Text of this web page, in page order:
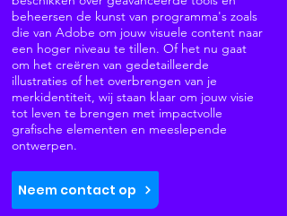
beheersen de kunst van programma's zoals
die van Adobe om jouw visuele content naar
een hoger niveau te tillen. Of het nu gaat
om het creëren van gedetailleerde
illustraties of het overbrengen van je
merkidentiteit, wij staan klaar om jouw visie
tot leven te brengen met impactvolle
grafische elementen en meeslepende
ontwerpen.
Neem contact op